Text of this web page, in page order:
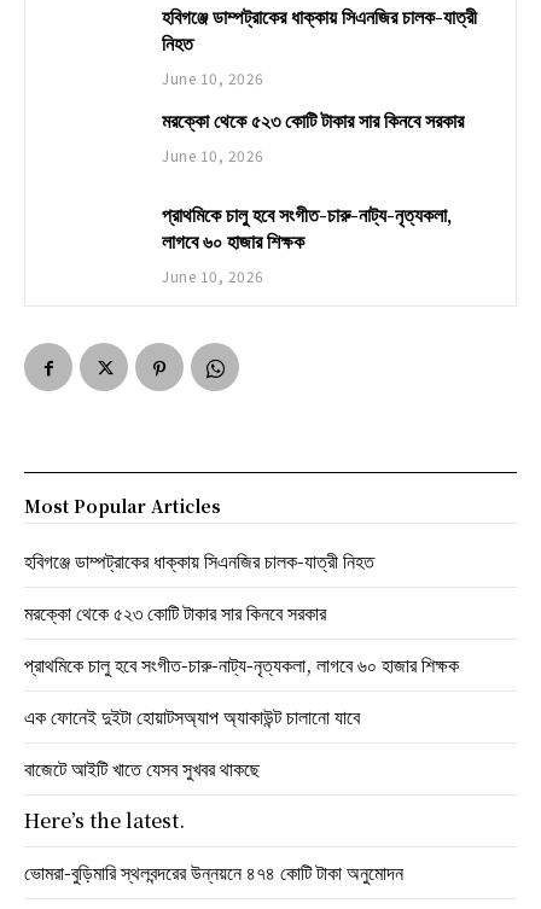
হবিগঞ্জে ডাম্পট্রাকের ধাক্কায় সিএনজির চালক-যাত্রী
নিহত
June 10, 2026
মরক্কো থেকে ৫২৩ কোটি টাকার সার কিনবে সরকার
June 10, 2026
প্রাথমিকে চালু হবে সংগীত-চারু-নাট্য-নৃত্যকলা,
লাগবে ৬০ হাজার শিক্ষক
June 10, 2026
Most Popular Articles
হবিগঞ্জে ডাম্পট্রাকের ধাক্কায় সিএনজির চালক-যাত্রী নিহত
মরক্কো থেকে ৫২৩ কোটি টাকার সার কিনবে সরকার
প্রাথমিকে চালু হবে সংগীত-চারু-নাট্য-নৃত্যকলা, লাগবে ৬০ হাজার শিক্ষক
এক ফোনেই দুইটা হোয়াটসঅ্যাপ অ্যাকাউন্ট চালানো যাবে
বাজেটে আইটি খাতে যেসব সুখবর থাকছে
Here’s the latest.
ভোমরা-বুড়িমারি স্থলবন্দরের উন্নয়নে ৪৭৪ কোটি টাকা অনুমোদন